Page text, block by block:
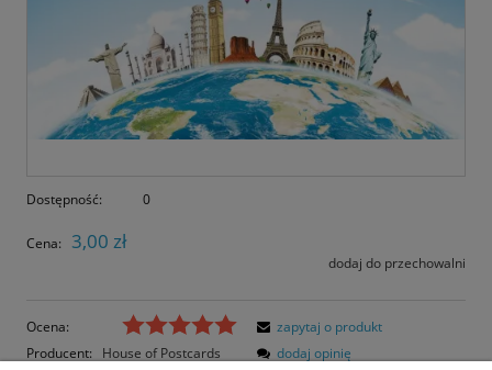
Dostępność: 0
Cena: 3,00 zł
dodaj do przechowalni
Ocena:
Producent:
House of Postcards
zapytaj o produkt
dodaj opinię